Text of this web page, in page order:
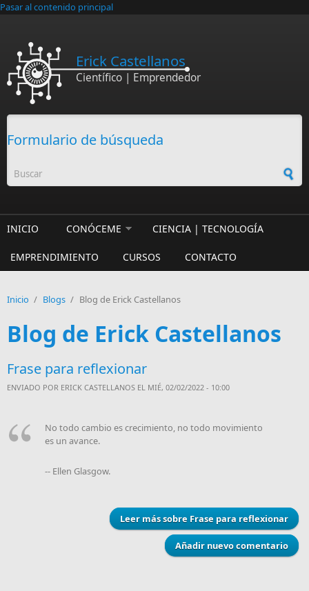
Pasar al contenido principal
Erick Castellanos
Científico | Emprendedor
Formulario de búsqueda
INICIO CONÓCEME CIENCIA | TECNOLOGÍA
EMPRENDIMIENTO CURSOS CONTACTO
Inicio / Blogs / Blog de Erick Castellanos
Blog de Erick Castellanos
Frase para reflexionar
ENVIADO POR ERICK CASTELLANOS EL MIÉ, 02/02/2022 - 10:00
No todo cambio es crecimiento, no todo movimiento
es un avance.
-- Ellen Glasgow.
Leer mássobre Frase para reflexionar
Añadir nuevo comentario